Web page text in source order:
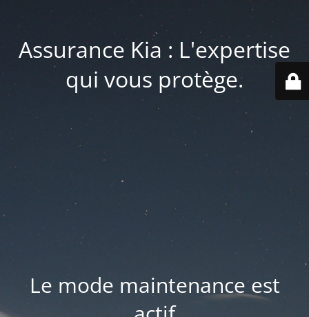
Assurance Kia : L'expertise
qui vous protège.
Le mode maintenance est